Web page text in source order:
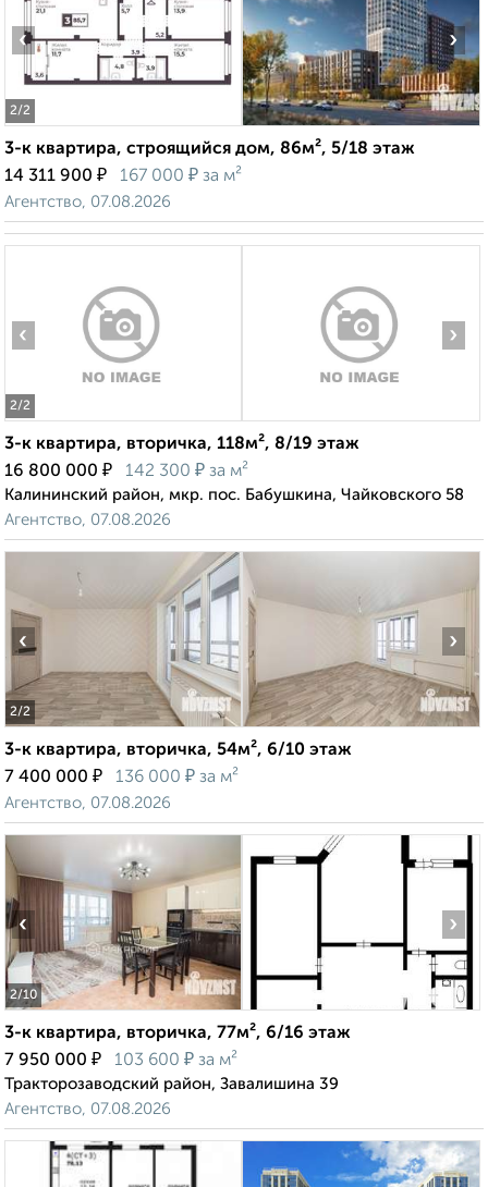
2/2
‹ ›
3-к квартира, строящийся дом, 86м², 5/18 этаж
14 311 900 ₽ 167 000 ₽ за м²
Агентство, 07.08.2026
2/2
‹ ›
3-к квартира, вторичка, 118м², 8/19 этаж
16 800 000 ₽ 142 300 ₽ за м²
Калининский район, мкр. пос. Бабушкина, Чайковского 58
Агентство, 07.08.2026
2/2
‹ ›
3-к квартира, вторичка, 54м², 6/10 этаж
7 400 000 ₽ 136 000 ₽ за м²
Агентство, 07.08.2026
2/10
‹ ›
3-к квартира, вторичка, 77м², 6/16 этаж
7 950 000 ₽ 103 600 ₽ за м²
Тракторозаводский район, Завалишина 39
Агентство, 07.08.2026